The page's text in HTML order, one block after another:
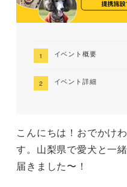
イベント概要
イベント詳細
こんにちは！おでかけ
す。山梨県で愛犬と一
届きました〜！